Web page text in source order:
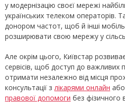
у модернізацію своєї мережі
українських телеком операторів.
донором частот, щоб й інші
розширювати свою мережу у
Але окрім цього, Київстар
сервісів, щоб доступ до важливих
отримати незалежно від місця
консультації з лікарями онлайн
правової допомоги без фізичного